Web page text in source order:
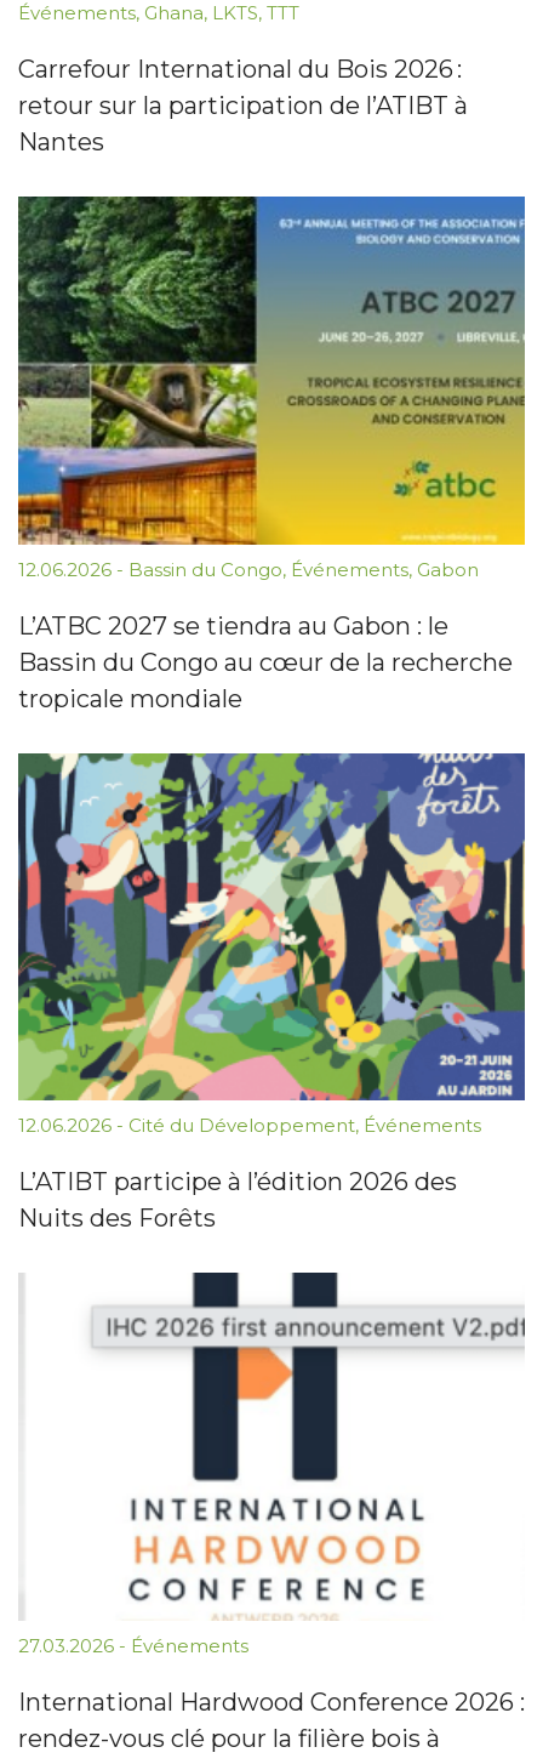
Événements, Ghana, LKTS, TTT
Carrefour International du Bois 2026 :
retour sur la participation de l’ATIBT à
Nantes
12.06.2026 - Bassin du Congo, Événements, Gabon
L’ATBC 2027 se tiendra au Gabon : le
Bassin du Congo au cœur de la recherche
tropicale mondiale
12.06.2026 - Cité du Développement, Événements
L’ATIBT participe à l’édition 2026 des
Nuits des Forêts
27.03.2026 - Événements
International Hardwood Conference 2026 :
rendez-vous clé pour la filière bois à